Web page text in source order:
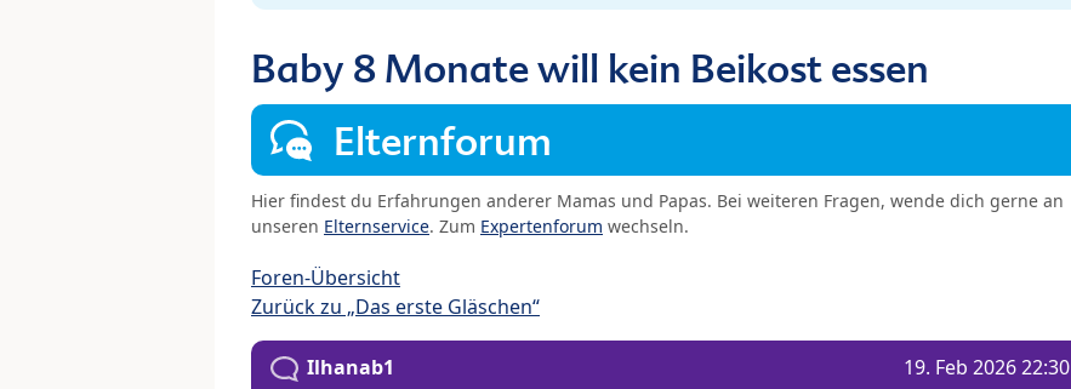
Baby 8 Monate will kein Beikost essen
Elternforum
Hier findest du Erfahrungen anderer Mamas und Papas. Bei weiteren Fragen, wende dich gerne an
unseren Elternservice. Zum Expertenforum wechseln.
Foren-Übersicht
Zurück zu „Das erste Gläschen“
Ilhanab1 19. Feb 2026 22:30